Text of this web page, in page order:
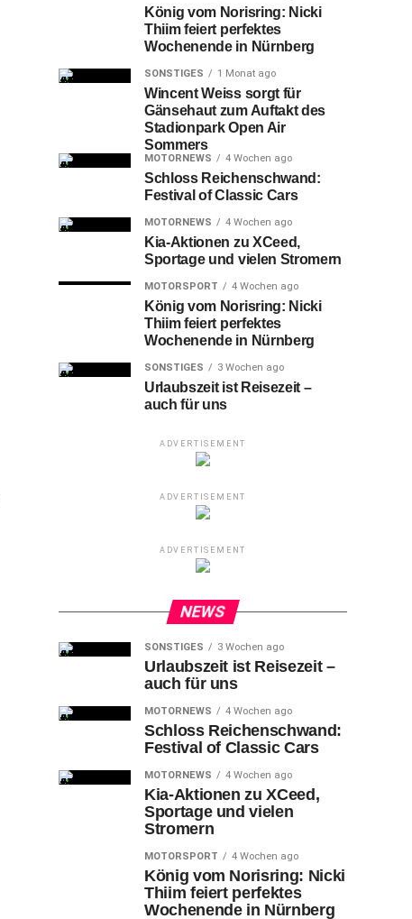
König vom Norisring: Nicki
Thiim feiert perfektes
Wochenende in Nürnberg
SONSTIGES 1 Monat ago
Wincent Weiss sorgt für
Gänsehaut zum Auftakt des
Stadionpark Open Air
Sommers
MOTORNEWS 4 Wochen ago
Schloss Reichenschwand:
Festival of Classic Cars
MOTORNEWS 4 Wochen ago
Kia-Aktionen zu XCeed,
Sportage und vielen Stromern
MOTORSPORT 4 Wochen ago
König vom Norisring: Nicki
Thiim feiert perfektes
Wochenende in Nürnberg
SONSTIGES 3 Wochen ago
Urlaubszeit ist Reisezeit –
auch für uns
ADVERTISEMENT
ADVERTISEMENT
ADVERTISEMENT
NEWS
SONSTIGES 3 Wochen ago
Urlaubszeit ist Reisezeit –
auch für uns
MOTORNEWS 4 Wochen ago
Schloss Reichenschwand:
Festival of Classic Cars
MOTORNEWS 4 Wochen ago
Kia-Aktionen zu XCeed,
Sportage und vielen
Stromern
MOTORSPORT 4 Wochen ago
König vom Norisring: Nicki
Thiim feiert perfektes
Wochenende in Nürnberg